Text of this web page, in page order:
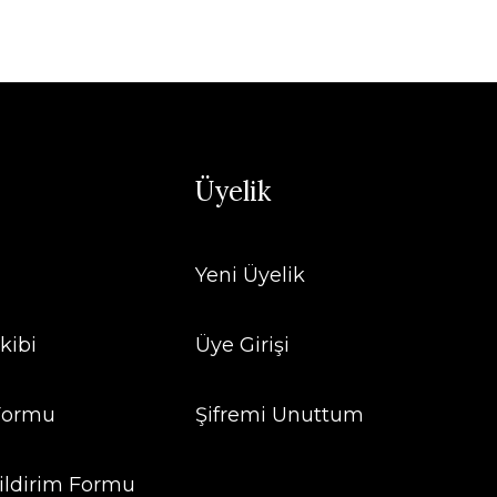
Formu
Üyelik
Yeni Üyelik
Üye Girişi
Şifremi Unuttum